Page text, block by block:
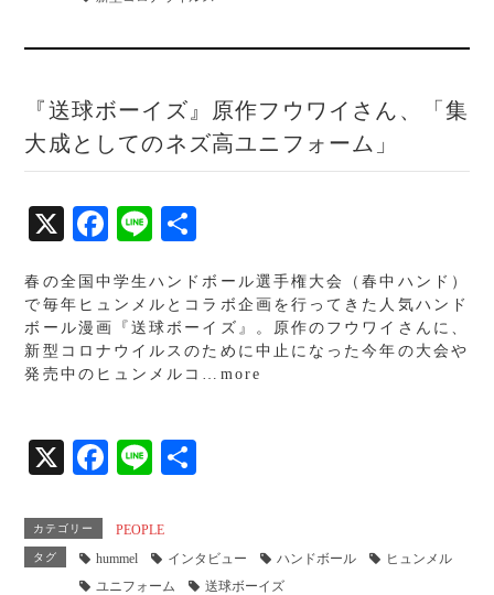
『送球ボーイズ』原作フウワイさん、「集
大成としてのネズ高ユニフォーム」
X
Fa
bo
ok
Li
春の全国中学生ハンドボール選手権大会（春中ハンド）
で毎年ヒュンメルとコラボ企画を行ってきた人気ハンド
ボール漫画『送球ボーイズ』。原作のフウワイさんに、
新型コロナウイルスのために中止になった今年の大会や
発売中のヒュンメルコ…more
X
Fa
bo
ok
Li
カテゴリー PEOPLE
タグ hummel インタビュー ハンドボール
ヒュンメル
ユニフォーム
送球ボーイズ